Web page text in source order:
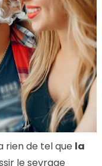
rien de tel que la
le sevrage